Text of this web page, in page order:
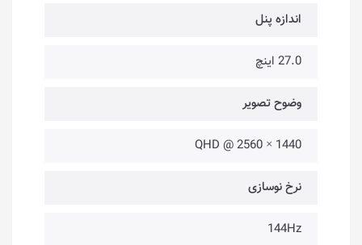
اندازه پنل
27.0 اینچ
وضوح تصویر
QHD @ 2560 × 1440
نرخ نوسازی
144Hz